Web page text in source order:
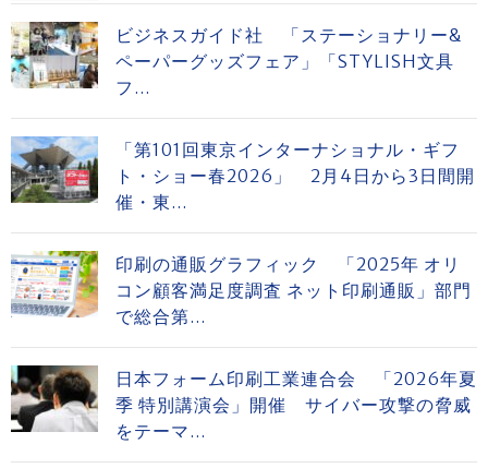
ビジネスガイド社 「ステーショナリー&
ペーパーグッズフェア」「STYLISH文具
フ...
「第101回東京インターナショナル・ギフ
ト・ショー春2026」 2月4日から3日間開
催・東...
印刷の通販グラフィック 「2025年 オリ
コン顧客満足度調査 ネット印刷通販」部門
で総合第...
日本フォーム印刷工業連合会 「2026年夏
季 特別講演会」開催 サイバー攻撃の脅威
をテーマ...